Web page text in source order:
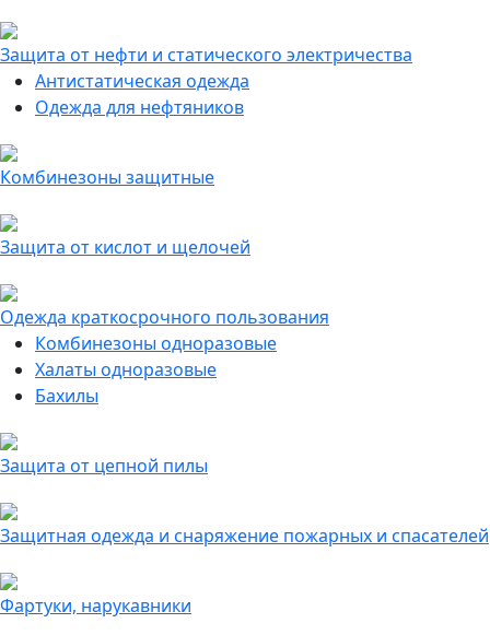
Защита от нефти и статического электричества
Антистатическая одежда
Одежда для нефтяников
Комбинезоны защитные
Защита от кислот и щелочей
Одежда краткосрочного пользования
Комбинезоны одноразовые
Халаты одноразовые
Бахилы
Защита от цепной пилы
Защитная одежда и снаряжение пожарных и спасателей
Фартуки, нарукавники